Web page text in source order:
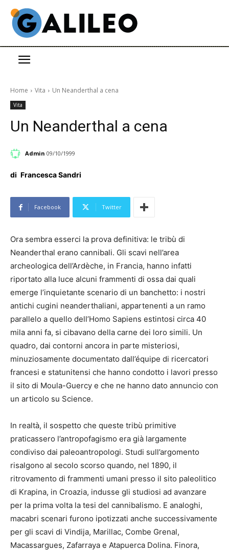
Home Vita Un Neanderthal a cena
Vita
Un Neanderthal a cena
Admin 09/10/1999
di Francesca Sandri
Facebook Twitter
Ora sembra esserci la prova definitiva: le tribù di
Neanderthal erano cannibali. Gli scavi nell’area
archeologica dell’Ardèche, in Francia, hanno infatti
riportato alla luce alcuni frammenti di ossa dai quali
emerge l’inquietante scenario di un banchetto: i nostri
antichi cugini neanderthaliani, appartenenti a un ramo
parallelo a quello dell’Homo Sapiens estintosi circa 40
mila anni fa, si cibavano della carne dei loro simili. Un
quadro, dai contorni ancora in parte misteriosi,
minuziosamente documentato dall’équipe di ricercatori
francesi e statunitensi che hanno condotto i lavori presso
il sito di Moula-Guercy e che ne hanno dato annuncio con
un articolo su Science.
In realtà, il sospetto che queste tribù primitive
praticassero l’antropofagismo era già largamente
condiviso dai paleoantropologi. Studi sull’argomento
risalgono al secolo scorso quando, nel 1890, il
ritrovamento di frammenti umani presso il sito paleolitico
di Krapina, in Croazia, indusse gli studiosi ad avanzare
per la prima volta la tesi del cannibalismo. E analoghi,
macabri scenari furono ipotizzati anche successivamente
per gli scavi di Vindija, Marillac, Combe Grenal,
Macassargues, Zafarraya e Atapuerca Dolina. Finora,